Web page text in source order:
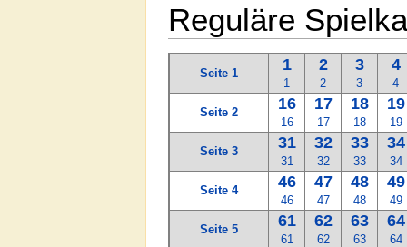
Reguläre
Seite 1 1
1
2
2
3
3
4
4
Seite 2 16
16
17
17
18
18
19
19
Seite 3 31
31
32
32
33
33
34
34
Seite 4 46
46
47
47
48
48
49
49
Seite 5 61
61
62
62
63
63
64
64